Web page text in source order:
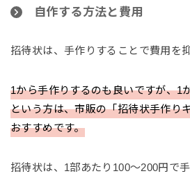
自作する方法と費用
招待状は、手作りすることで費用を
1から手作りするのも良いですが、1
という方は、市販の「招待状手作り
おすすめです。
招待状は、1部あたり100〜200円で手